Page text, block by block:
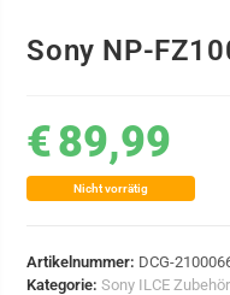
Sony NP-
€89,99
Nicht vorrätig
Artikelnummer: DCG-
Kategorie:Sony ILCE Zubehör